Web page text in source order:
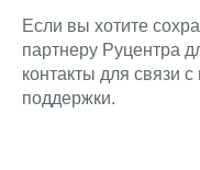
Если вы хотите
партнеру Руцентра
контакты для связи
поддержки.